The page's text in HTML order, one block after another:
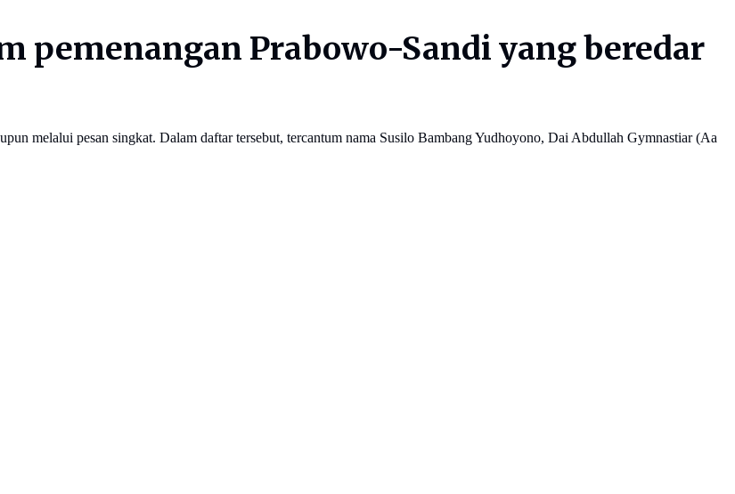
pemenangan Prabowo-Sandi yang beredar
melalui pesan singkat. Dalam daftar tersebut, tercantum nama Susilo Bambang Yudhoyono, Dai Abdullah Gymnastiar (Aa